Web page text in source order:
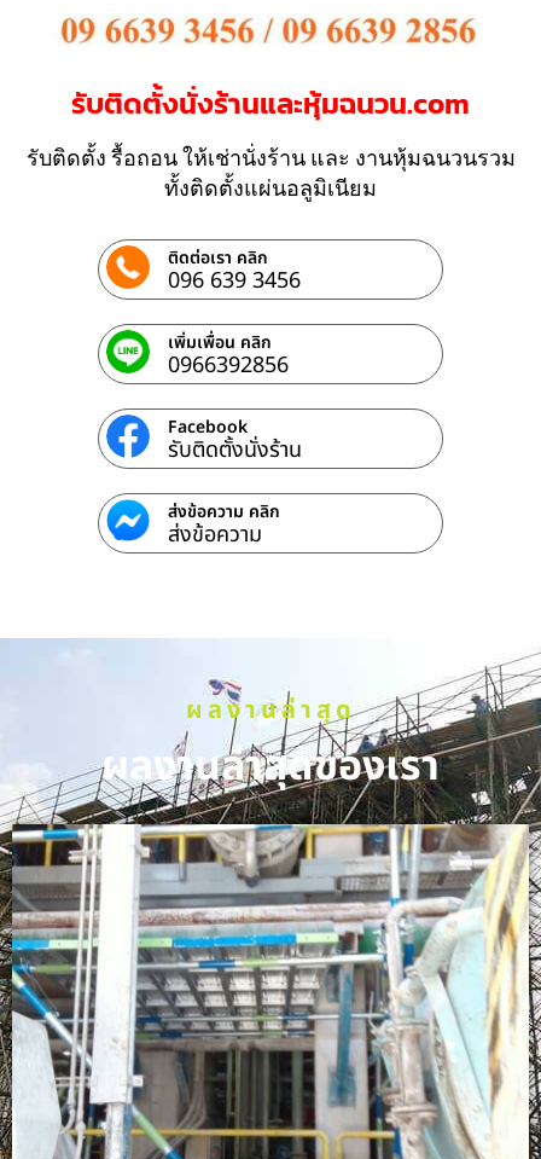
รับติดตั้งนั่งร้านและหุ้มฉนวน.com
รับติดตั้ง รื้อถอน ให้เช่านั่งร้าน และ งานหุ้มฉนวนรวม
ทั้งติดตั้งแผ่นอลูมิเนียม
ติดต่อเรา คลิก
096 639 3456
เพิ่มเพื่อน คลิก
0966392856
Facebook
รับติดตั้งนั่งร้าน
ส่งข้อความ คลิก
ส่งข้อความ
ผลงานล่าสุด
ผลงานล่าสุดของเรา